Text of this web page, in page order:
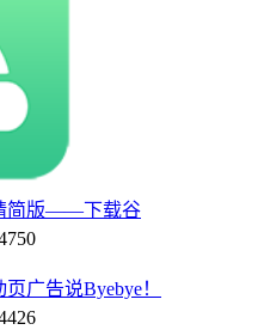
简版——下载谷
广告说Byebye！